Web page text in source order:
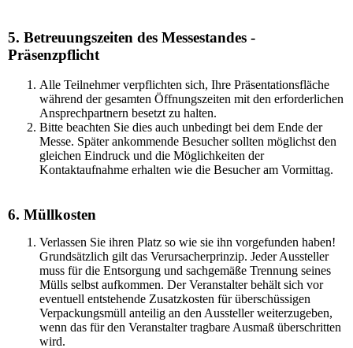
5. Betreuungszeiten des Messestandes -
Präsenzpflicht
Alle Teilnehmer verpflichten sich, Ihre Präsentationsfläche
während der gesamten Öffnungszeiten mit den erforderlichen
Ansprechpartnern besetzt zu halten.
Bitte beachten Sie dies auch unbedingt bei dem Ende der
Messe. Später ankommende Besucher sollten möglichst den
gleichen Eindruck und die Möglichkeiten der
Kontaktaufnahme erhalten wie die Besucher am Vormittag.
6. Müllkosten
Verlassen Sie ihren Platz so wie sie ihn vorgefunden haben!
Grundsätzlich gilt das Verursacherprinzip. Jeder Aussteller
muss für die Entsorgung und sachgemäße Trennung seines
Mülls selbst aufkommen. Der Veranstalter behält sich vor
eventuell entstehende Zusatzkosten für überschüssigen
Verpackungsmüll anteilig an den Aussteller weiterzugeben,
wenn das für den Veranstalter tragbare Ausmaß überschritten
wird.